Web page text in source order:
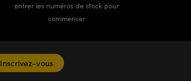
entrer les numéros de stock pour
commencer
Inscrivez-vous